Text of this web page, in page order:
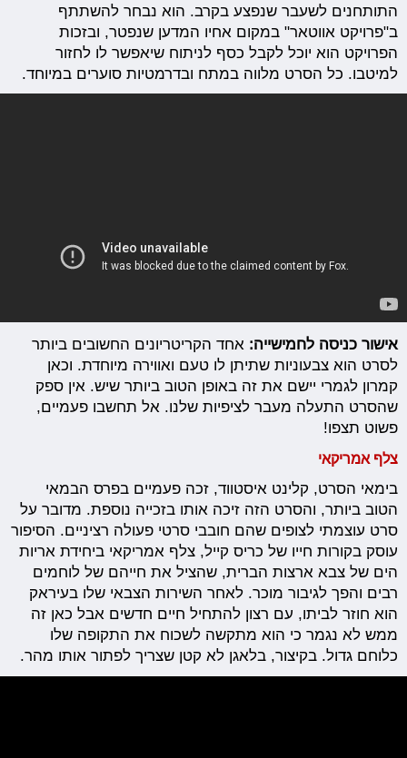
התותחנים לשעבר שנפצע בקרב. הוא נבחר להשתתף
ב"פרויקט אווטאר" במקום אחיו המדען שנפטר, ובזכות
הפרויקט הוא יוכל לקבל כסף לניתוח שיאפשר לו לחזור
למיטבו. כל הסרט מלווה במתח ובדרמטיות סוערים במיוחד.
אישור כניסה לחמישייה: אחד הקריטריונים החשובים ביותר
לסרט הוא צבעוניות שתיתן לו טעם ואווירה מיוחדת. וכאן
קמרון לגמרי יישם את זה באופן הטוב ביותר שיש. אין ספק
שהסרט התעלה מעבר לציפיות שלנו. אל תחשבו פעמיים,
פשוט תצפו!
צלף אמריקאי
בימאי הסרט, קלינט איסטווד, זכה פעמיים בפרס הבמאי
הטוב ביותר, והסרט הזה זיכה אותו בזכייה נוספת. מדובר על
סרט עוצמתי לצופים שהם חובבי סרטי פעולה רציניים. הסיפור
עוסק בקורות חייו של כריס קייל, צלף אמריקאי ביחידת אריות
הים של צבא ארצות הברית, שהציל את חייהם של לוחמים
רבים והפך לגיבור מוכר. לאחר השירות הצבאי שלו בעיראק
הוא חוזר לביתו, עם רצון להתחיל חיים חדשים אבל כאן זה
ממש לא נגמר כי הוא מתקשה לשכוח את התקופה שלו
כלוחם גדול. בקיצור, בלאגן לא קטן שצריך לפתור אותו מהר.